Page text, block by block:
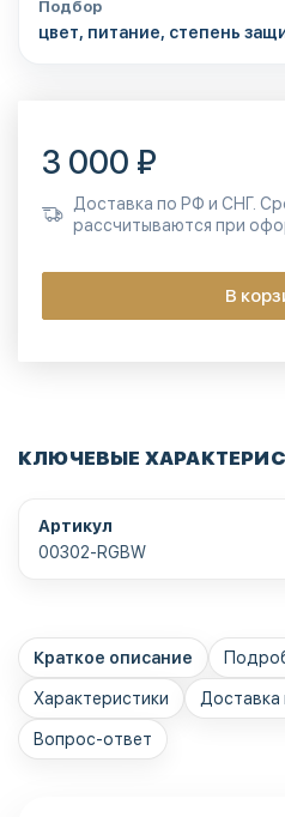
Подбор
цвет, питание, степень
3 000 ₽
Доставка по РФ и СНГ.
рассчитываются при
В
КЛЮЧЕВЫЕ
Артикул
00302-RGBW
Краткое описание
Характеристики Доставка
Вопрос-ответ